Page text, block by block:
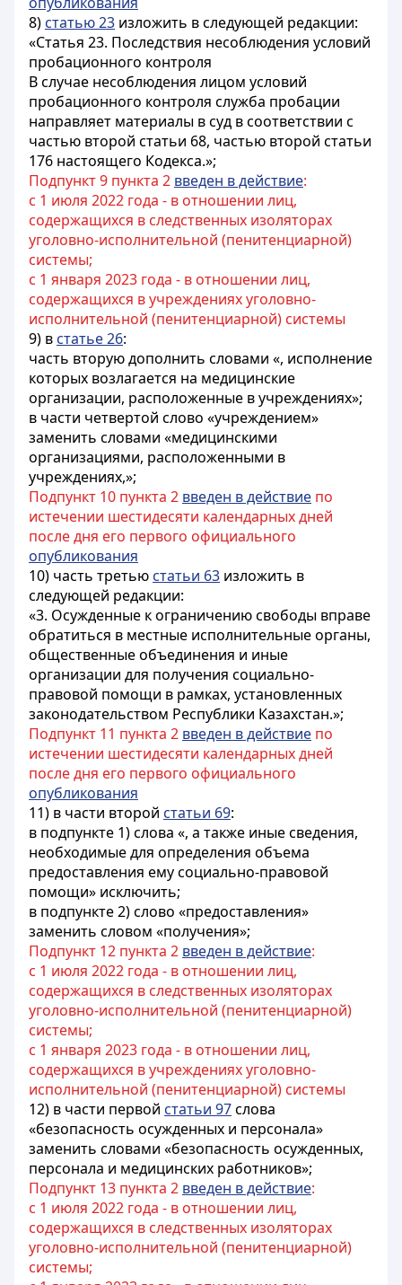
8) статью 23 изложить в следующей редакции:
«Статья 23. Последствия несоблюдения условий
пробационного контроля
В случае несоблюдения лицом условий
пробационного контроля служба пробации
направляет материалы в суд в соответствии с
частью второй статьи 68, частью второй статьи
176 настоящего Кодекса.»;
Подпункт 9 пункта 2 введен в действие:
с 1 июля 2022 года - в отношении лиц,
содержащихся в следственных изоляторах
уголовно-исполнительной (пенитенциарной)
системы;
с 1 января 2023 года - в отношении лиц,
содержащихся в учреждениях уголовно-
исполнительной (пенитенциарной) системы
9) в статье 26:
часть вторую дополнить словами «, исполнение
которых возлагается на медицинские
организации, расположенные в учреждениях»;
в части четвертой слово «учреждением»
заменить словами «медицинскими
организациями, расположенными в
учреждениях,»;
Подпункт 10 пункта 2 введен в действие по
истечении шестидесяти календарных дней
после дня его первого официального
опубликования
10) часть третью статьи 63 изложить в
следующей редакции:
«3. Осужденные к ограничению свободы вправе
обратиться в местные исполнительные органы,
общественные объединения и иные
организации для получения социально-
правовой помощи в рамках, установленных
законодательством Республики Казахстан.»;
Подпункт 11 пункта 2 введен в действие по
истечении шестидесяти календарных дней
после дня его первого официального
опубликования
11) в части второй статьи 69:
в подпункте 1) слова «, а также иные сведения,
необходимые для определения объема
предоставления ему социально-правовой
помощи» исключить;
в подпункте 2) слово «предоставления»
заменить словом «получения»;
Подпункт 12 пункта 2 введен в действие:
с 1 июля 2022 года - в отношении лиц,
содержащихся в следственных изоляторах
уголовно-исполнительной (пенитенциарной)
системы;
с 1 января 2023 года - в отношении лиц,
содержащихся в учреждениях уголовно-
исполнительной (пенитенциарной) системы
12) в части первой статьи 97слова
«безопасность осужденных и персонала»
заменить словами «безопасность осужденных,
персонала и медицинских работников»;
Подпункт 13 пункта 2 введен в действие:
с 1 июля 2022 года - в отношении лиц,
содержащихся в следственных изоляторах
уголовно-исполнительной (пенитенциарной)
системы;